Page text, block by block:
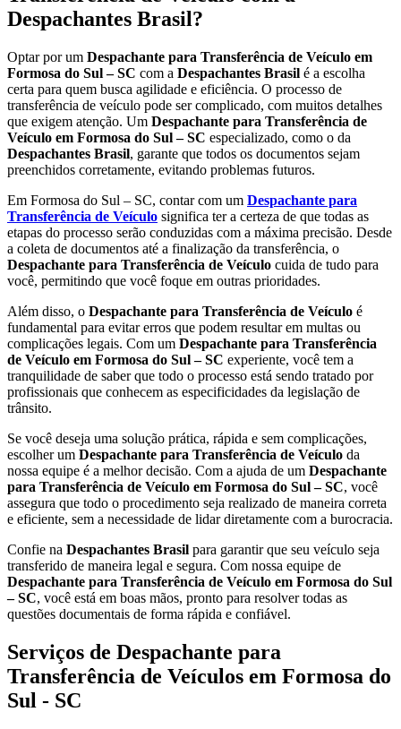
Despachantes Brasil?
Optar por um Despachante para Transferência de Veículo em
Formosa do Sul – SC com a Despachantes Brasil é a escolha
certa para quem busca agilidade e eficiência. O processo de
transferência de veículo pode ser complicado, com muitos detalhes
que exigem atenção. Um Despachante para Transferência de
Veículo em Formosa do Sul – SC especializado, como o da
Despachantes Brasil, garante que todos os documentos sejam
preenchidos corretamente, evitando problemas futuros.
Em Formosa do Sul – SC, contar com um Despachante para
Transferência de Veículo significa ter a certeza de que todas as
etapas do processo serão conduzidas com a máxima precisão. Desde
a coleta de documentos até a finalização da transferência, o
Despachante para Transferência de Veículo cuida de tudo para
você, permitindo que você foque em outras prioridades.
Além disso, o Despachante para Transferência de Veículo é
fundamental para evitar erros que podem resultar em multas ou
complicações legais. Com um Despachante para Transferência
de Veículo em Formosa do Sul – SC experiente, você tem a
tranquilidade de saber que todo o processo está sendo tratado por
profissionais que conhecem as especificidades da legislação de
trânsito.
Se você deseja uma solução prática, rápida e sem complicações,
escolher um Despachante para Transferência de Veículo da
nossa equipe é a melhor decisão. Com a ajuda de um Despachante
para Transferência de Veículo em Formosa do Sul – SC, você
assegura que todo o procedimento seja realizado de maneira correta
e eficiente, sem a necessidade de lidar diretamente com a burocracia.
Confie na Despachantes Brasil para garantir que seu veículo seja
transferido de maneira legal e segura. Com nossa equipe de
Despachante para Transferência de Veículo em Formosa do Sul
– SC, você está em boas mãos, pronto para resolver todas as
questões documentais de forma rápida e confiável.
Serviços de Despachante para
Transferência de Veículos em Formosa do
Sul - SC